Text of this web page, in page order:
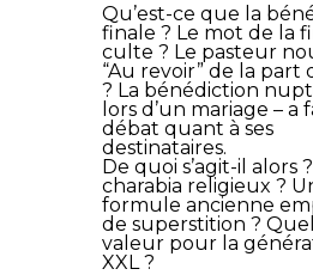
Qu’est-ce que la
finale ? Le mot de la
culte ? Le pasteur
“Au revoir” de la part
? La bénédiction
lors d’un mariage – a
débat quant à ses
destinataires.
De quoi s’agit-il alors
charabia religieux ?
formule ancienne
de superstition ?
valeur pour la
XXL ?